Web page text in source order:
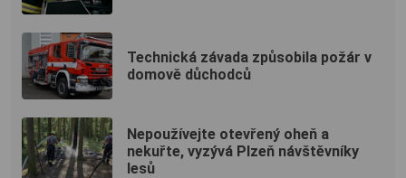
Technická závada způsobila požár v
domově důchodců
Nepoužívejte otevřený oheň a
nekuřte, vyzývá Plzeň návštěvníky
lesů